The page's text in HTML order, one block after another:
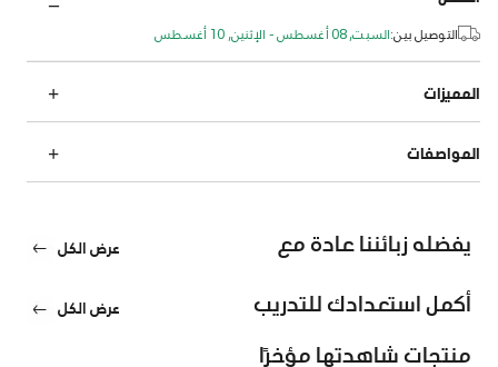
التوصيل بين:السبت, 08 أغسطس - الإثنين, 10 أغسطس
المميزات
المواصفات
يفضله زبائننا عادة مع عرض الكل
أكمل استعدادك للتدريب عرض الكل
منتجات شاهدتها مؤخرًا